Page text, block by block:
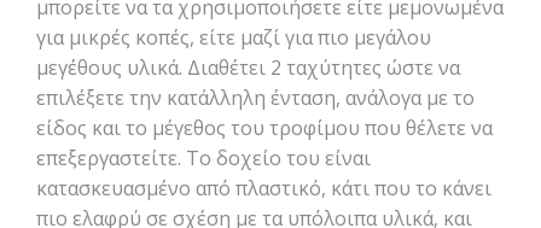
μπορείτε να τα χρησιμοποιήσετε είτε μεμονωμένα
για μικρές κοπές, είτε μαζί για πιο μεγάλου
μεγέθους υλικά. Διαθέτει 2 ταχύτητες ώστε να
επιλέξετε την κατάλληλη ένταση, ανάλογα με το
είδος και το μέγεθος του τροφίμου που θέλετε να
επεξεργαστείτε. Το δοχείο του είναι
κατασκευασμένο από πλαστικό, κάτι που το κάνει
πιο ελαφρύ σε σχέση με τα υπόλοιπα υλικά, και